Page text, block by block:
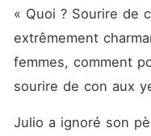
« Quoi ? Sourire de
extrêmement
femmes, comment
sourire de con aux
Julio a ignoré son